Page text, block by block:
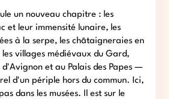
un nouveau chapitre : les
et leur immensité lunaire, les
à la serpe, les châtaigneraies en
les villages médiévaux du Gard,
et au Palais des Papes —
d'un périple hors du commun. Ici,
dans les musées. Il est sur le